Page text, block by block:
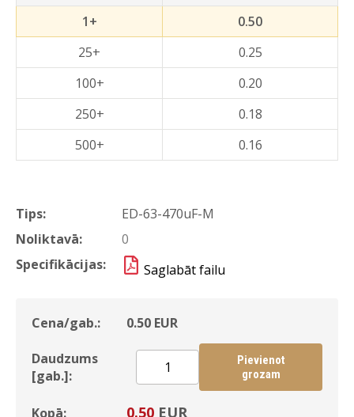
Tips:
ED-63-470uF-M
Noliktavā:
0
Specifikācijas:
Saglabāt failu
Cena/gab.: 0.50 EUR
Daudzums
[gab.]:
Pievienot
grozam
Kopā: 0.50 EUR
1+
0.50
25+
0.25
100+
0.20
250+
0.18
500+
0.16